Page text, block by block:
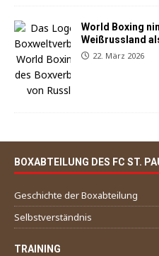
World Boxing
Weißrussland
22. März 2026
BOXABTEILUNG DES FC ST.
Geschichte der Boxabteilung
Selbstverständnis
TRAINING